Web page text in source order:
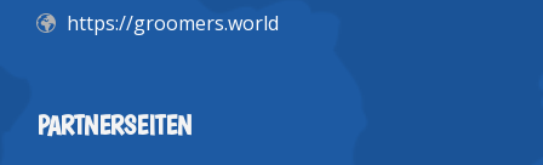
https://groomers.world
PARTNERSEITEN